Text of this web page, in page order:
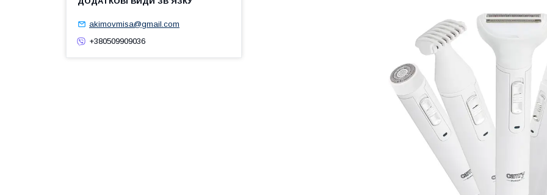
akimovmisa@gmail.com
+380509909036